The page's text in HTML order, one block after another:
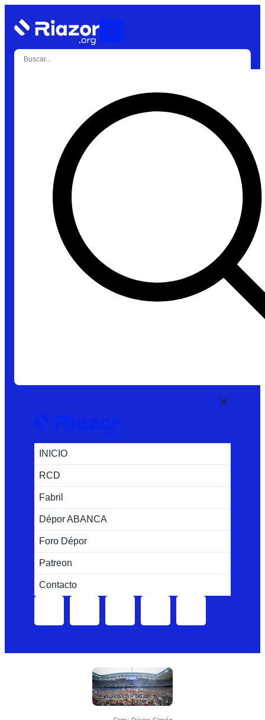
INICIO
RCD
Fabril
Dépor ABANCA
Foro Dépor
Patreon
Contacto